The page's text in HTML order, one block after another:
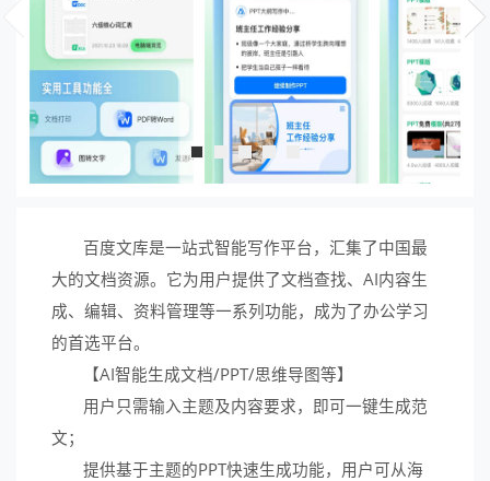
百度文库是一站式智能写作平台，汇集了中国最
大的文档资源。它为用户提供了文档查找、AI内容生
成、编辑、资料管理等一系列功能，成为了办公学习
的首选平台。
【AI智能生成文档/PPT/思维导图等】
用户只需输入主题及内容要求，即可一键生成范
文；
提供基于主题的PPT快速生成功能，用户可从海